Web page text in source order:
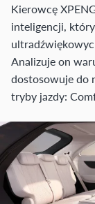
Kierowcę
inteligencji,
Analizuje on
dostosowuje do
tryby jazdy: